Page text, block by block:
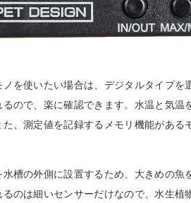
を使いたい場合は、デジタルタイプ
ので、楽に確認できます。水温と気温
、測定値を記録するメモリ機能がある
槽の外側に設置するため、大きめの魚
のは細いセンサーだけなので、水生植